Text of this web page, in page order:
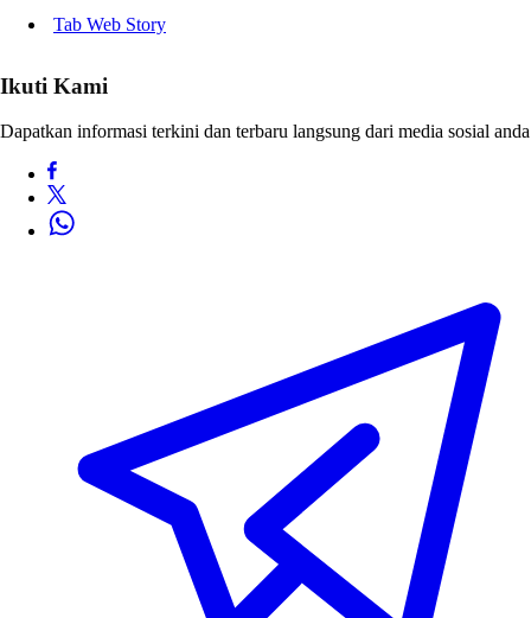
Tab Web Story
Ikuti Kami
Dapatkan informasi terkini dan terbaru langsung dari media sosial anda